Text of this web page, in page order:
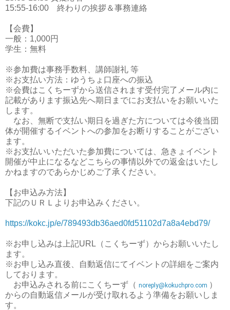
15:55-16:00　終わりの挨拶＆事務連絡
【会費】
一般：1,000円
学生：無料
※参加費は事務手数料、講師謝礼 等
※お支払い方法：ゆうちょ口座への振込
※会費はこくちーずから送信されます受付完了メール内に
記載があります振込先へ期日までにお支払いをお願いいた
します。
なお、無断で支払い期日を過ぎた方については今後当団
体が開催するイベントへの参加をお断りすることがござい
ます。
※お支払いいただいた参加費については、急きょイベント
開催が中止になるなどこちらの事情以外での返金はいたし
かねますのであらかじめご了承ください。
【お申込み方法】
下記のＵＲＬよりお申込みください。
https://kokc.jp/e/789493db36aed0fd51102d7a8a4ebd79/
※お申し込みは上記URL（こくちーず）からお願いいたし
ます。
※お申し込み直後、自動返信にてイベントの詳細をご案内
しております。
お申込みされる前にこくちーず（ noreply@kokuchpro.com ）
からの自動返信メールが受け取れるよう準備をお願いしま
す。